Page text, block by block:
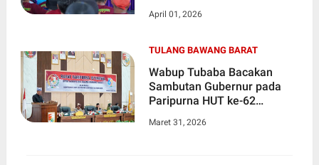
April 01, 2026
TULANG BAWANG BARAT
Wabup Tubaba Bacakan
Sambutan Gubernur pada
Paripurna HUT ke-62
Maret 31, 2026